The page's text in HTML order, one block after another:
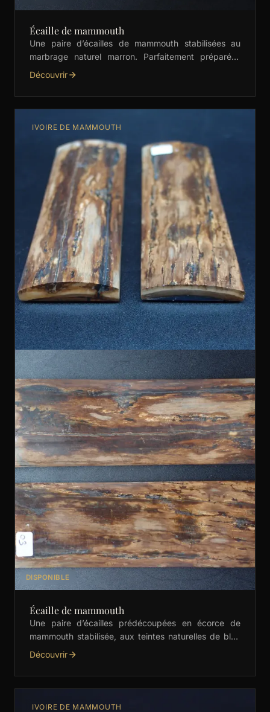
Écaille de mammouth
Une paire d’écailles de mammouth stabilisées au
marbrage naturel marron. Parfaitement préparées
pour la coutellerie, la bijouterie et les créations
Découvrir
IVOIRE DE MAMMOUTH
DISPONIBLE
Écaille de mammouth
Une paire d’écailles prédécoupées en écorce de
mammouth stabilisée, aux teintes naturelles de bleu
et beige. Idéales pour les manches de couteaux,
Découvrir
IVOIRE DE MAMMOUTH